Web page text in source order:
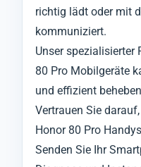
richtig lädt oder mit
kommuniziert.
Unser spezialisierter
80 Pro Mobilgeräte
und effizient
Vertrauen Sie
Honor 80 Pro
Senden Sie Ihr